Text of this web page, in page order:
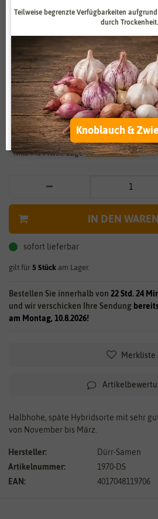
Vergrößern durch
Grünkohl Reflex F1
3,99 €
*
* inkl. 7% MwSt. zzgl.Versandkosten
IN DEN
sofort lieferbar
gilt für 5 Stück am Lager.
Bestellen Sie innerhalb von 22 Std. 24
und wir verschicken Ihre Sendung
am Montag, 10.8.2026!
Merkliste
Halbhohe, späte Hybridsorte mit sehr
von November bis März.
Hersteller:
Dürr-Samen
Artikelnummer:
1970-DS
EAN:
4017048119706
Externe Medien
Weitere Einstellungen
Alle
Alle ablehnen
Auswahl
Teilweise begrenzte Verfügbarkeiten
durch Trockenheit.
Knoblauch &